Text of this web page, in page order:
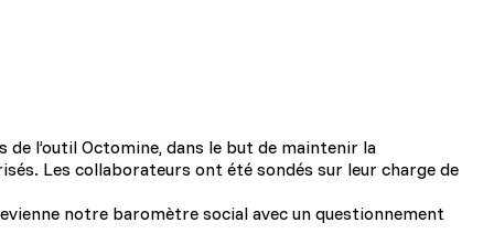
l’outil Octomine, dans le but de maintenir la
Les collaborateurs ont été sondés sur leur charge de
notre baromètre social avec un questionnement